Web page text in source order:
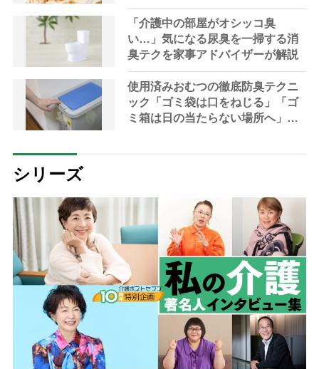
対策を家事アドバイザーが指南
「介護中の部屋がオシッコ臭
い…」気になる尿臭を一掃する消
臭テクを家事アドバイザーが解説
使用済みおむつの徹底防臭テクニ
ック「ゴミ袋は口をねじる」「ゴ
ミ箱は日の当たらない場所へ」
シリーズ